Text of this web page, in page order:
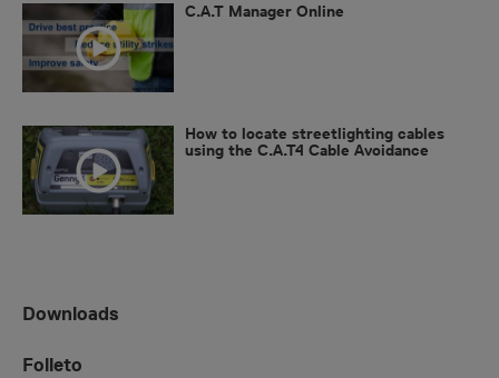
C.A.T Manager Online
How to locate streetlighting cables
using the C.A.T4 Cable Avoidance
Downloads
Folleto